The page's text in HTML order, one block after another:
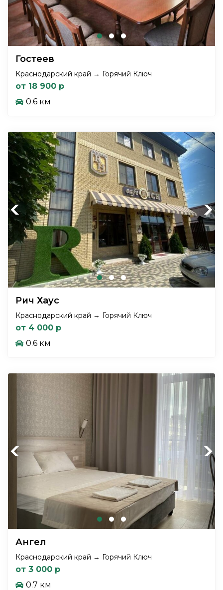
Гостеев
Краснодарский край → Горячий Ключ
от 18 900 р
0.6 км
Previous Next
Рич Хаус
Краснодарский край → Горячий Ключ
от 4 000 р
0.6 км
Previous Next
Ангел
Краснодарский край → Горячий Ключ
от 3 000 р
0.7 км